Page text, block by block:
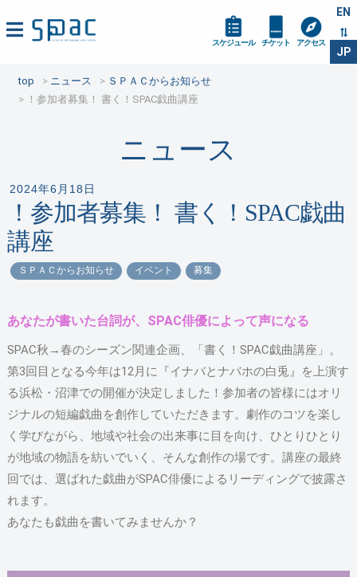
EN
JP
スケジュール チケット アクセス
top ニュース
ＳＰＡＣからお知らせ
！参加者募集！ 書く！SPAC戯曲講座
ニュース
2024年6月18日
！参加者募集！ 書く！SPAC戯曲
講座
ＳＰＡＣからお知らせ イベント 募集
あなたが書いた台詞が、SPAC俳優によって声になる
SPAC秋→春のシーズン関連企画、「書く！SPAC戯曲講座」。
第3回目となる今年は12月に『イナバとナバホの白兎』を上演す
る浜松・沼津での開催が決定しました！参加者の皆様にはオリ
ジナルの短編戯曲を創作していただきます。劇作のコツを楽し
く学びながら、地域や社会の出来事に目を向け、ひとりひとり
が地域の物語を紡いでいく、そんな創作の場です。講座の最終
回では、選ばれた戯曲がSPAC俳優によるリーディングで披露さ
れます。
あなたも戯曲を書いてみませんか？